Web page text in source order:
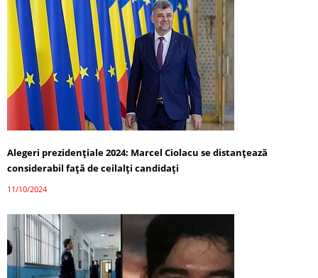
Alegeri prezidențiale 2024: Marcel Ciolacu se distanțează
considerabil față de ceilalți candidați
11/10/2024